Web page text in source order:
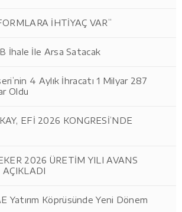
İHTİYAÇ VAR”
İhale İle Arsa Satacak
4 Aylık İhracatı 1 Milyar 287
Oldu
EFİ 2026 KONGRESİ’NDE
2026 ÜRETİM YILI AVANS
Yatırım Köprüsünde Yeni Dönem